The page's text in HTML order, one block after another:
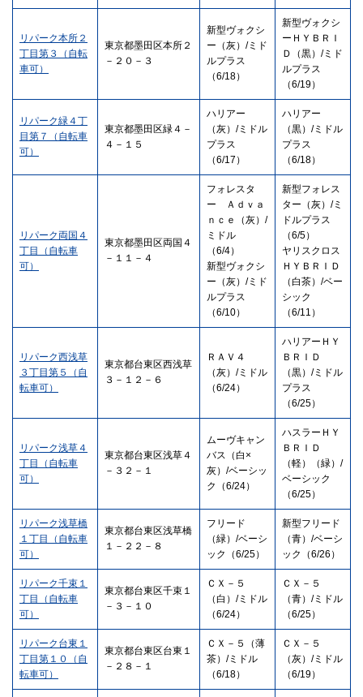
リパーク本所２
丁目第３（自転
車可）
東京都墨田区本所２
－２０－３
新型ヴォクシ
ー（灰）/ミド
ルプラス
（6/18）
新型ヴォクシ
ーＨＹＢＲＩ
Ｄ（黒）/ミド
ルプラス
（6/19）
リパーク緑４丁
目第７（自転車
可）
東京都墨田区緑４－
４－１５
ハリアー
（灰）/ミドル
プラス
（6/17）
ハリアー
（黒）/ミドル
プラス
（6/18）
リパーク両国４
丁目（自転車
可）
東京都墨田区両国４
－１１－４
フォレスタ
ー Ａｄｖａ
ｎｃｅ（灰）/
ミドル
（6/4）
新型ヴォクシ
ー（灰）/ミド
ルプラス
（6/10）
新型フォレス
ター（灰）/ミ
ドルプラス
（6/5）
ヤリスクロス
ＨＹＢＲＩＤ
（白茶）/ベー
シック
（6/11）
リパーク西浅草
３丁目第５（自
転車可）
東京都台東区西浅草
３－１２－６
ＲＡＶ４
（灰）/ミドル
（6/24）
ハリアーＨＹ
ＢＲＩＤ
（黒）/ミドル
プラス
（6/25）
リパーク浅草４
丁目（自転車
可）
東京都台東区浅草４
－３２－１
ムーヴキャン
バス（白×
灰）/ベーシッ
ク（6/24）
ハスラーＨＹ
ＢＲＩＤ
（軽）（緑）/
ベーシック
（6/25）
リパーク浅草橋
１丁目（自転車
可）
東京都台東区浅草橋
１－２２－８
フリード
（緑）/ベーシ
ック（6/25）
新型フリード
（青）/ベーシ
ック（6/26）
リパーク千束１
丁目（自転車
可）
東京都台東区千束１
－３－１０
ＣＸ－５
（白）/ミドル
（6/24）
ＣＸ－５
（青）/ミドル
（6/25）
リパーク台東１
丁目第１０（自
転車可）
東京都台東区台東１
－２８－１
ＣＸ－５（薄
茶）/ミドル
（6/18）
ＣＸ－５
（灰）/ミドル
（6/19）